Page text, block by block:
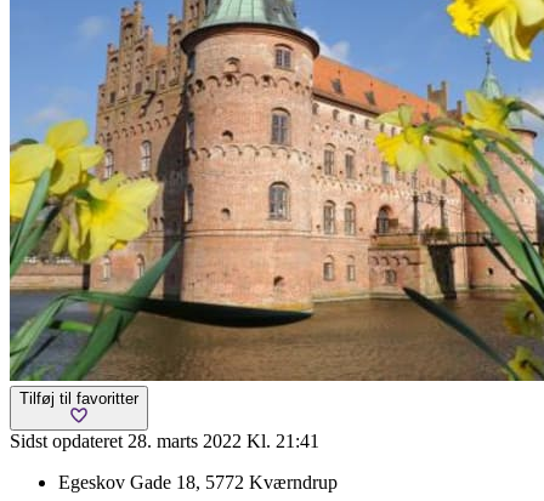
Tilføj til favoritter
Sidst opdateret 28. marts 2022 Kl. 21:41
Egeskov Gade 18, 5772 Kværndrup